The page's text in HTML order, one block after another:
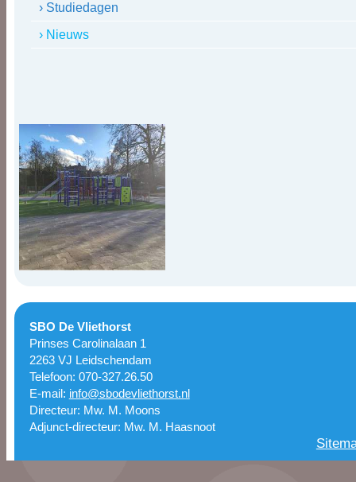
› Studiedagen
› Nieuws
SBO De Vliethorst
Prinses Carolinalaan 1
2263 VJ Leidschendam
Telefoon: 070-327.26.50
E-mail: info@sbodevliethorst.nl
Directeur: Mw. M. Moons
Adjunct-directeur: Mw. M. Haasnoot